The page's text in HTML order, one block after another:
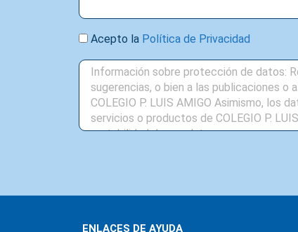
Acepto la Política de Privacidad
ENLACES DE AYUDA